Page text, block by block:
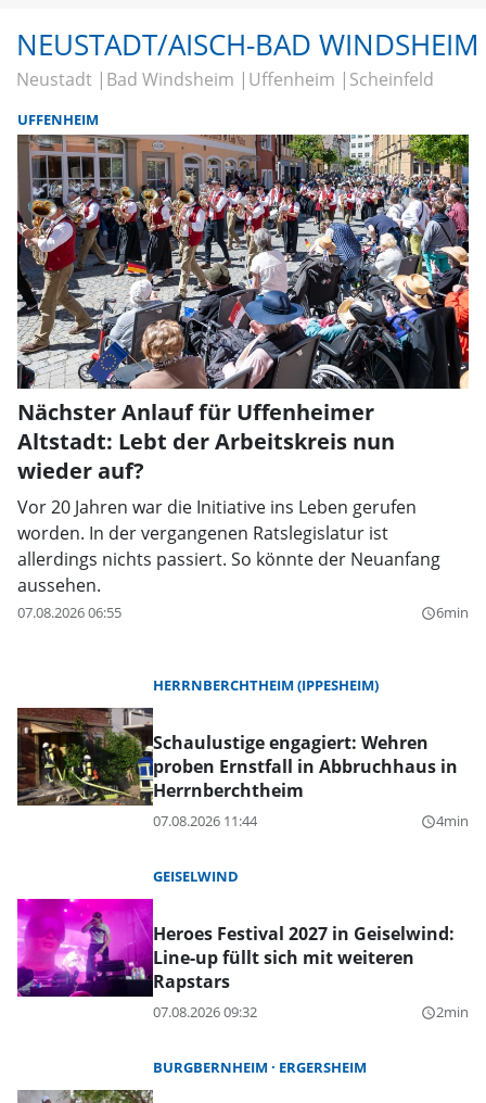
NEUSTADT/AISCH-BAD WINDSHEIM
Neustadt Bad Windsheim Uffenheim Scheinfeld
UFFENHEIM
Nächster Anlauf für Uffenheimer
Altstadt: Lebt der Arbeitskreis nun
wieder auf?
Vor 20 Jahren war die Initiative ins Leben gerufen
worden. In der vergangenen Ratslegislatur ist
allerdings nichts passiert. So könnte der Neuanfang
aussehen.
07.08.2026 06:55 query_builder6min
HERRNBERCHTHEIM (IPPESHEIM)
Schaulustige engagiert: Wehren
proben Ernstfall in Abbruchhaus in
Herrnberchtheim
07.08.2026 11:44 query_builder4min
GEISELWIND
Heroes Festival 2027 in Geiselwind:
Line-up füllt sich mit weiteren
Rapstars
07.08.2026 09:32 query_builder2min
BURGBERNHEIM ERGERSHEIM